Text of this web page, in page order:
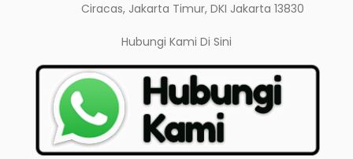
Ciracas, Jakarta Timur, DKI Jakarta 13830
Hubungi Kami Di Sini